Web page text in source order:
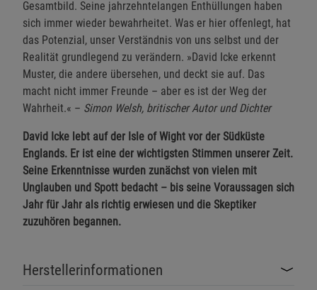
Gesamtbild. Seine jahrzehntelangen Enthüllungen haben
sich immer wieder bewahrheitet. Was er hier offenlegt, hat
das Potenzial, unser Verständnis von uns selbst und der
Realität grundlegend zu verändern. »David Icke erkennt
Muster, die andere übersehen, und deckt sie auf. Das
macht nicht immer Freunde – aber es ist der Weg der
Wahrheit.« – Simon Welsh, britischer Autor und Dichter
David Icke lebt auf der Isle of Wight vor der Südküste
Englands. Er ist eine der wichtigsten Stimmen unserer Zeit.
Seine Erkenntnisse wurden zunächst von vielen mit
Unglauben und Spott bedacht – bis seine Voraussagen sich
Jahr für Jahr als richtig erwiesen und die Skeptiker
zuzuhören begannen.
Herstellerinformationen